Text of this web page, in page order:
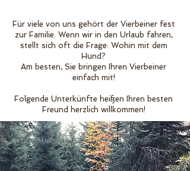
Für viele von uns gehört der Vierbeiner fest
zur Familie. Wenn wir in den Urlaub fahren,
stellt sich oft die Frage: Wohin mit dem
Hund?
Am besten, Sie bringen Ihren Vierbeiner
einfach mit!
Folgende Unterkünfte heißen Ihren besten
Freund herzlich willkommen!